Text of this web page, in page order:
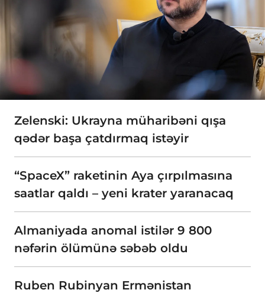
Zelenski: Ukrayna müharibəni qışa
qədər başa çatdırmaq istəyir
“SpaceX” raketinin Aya çırpılmasına
saatlar qaldı – yeni krater yaranacaq
Almaniyada anomal istilər 9 800
nəfərin ölümünə səbəb oldu
Ruben Rubinyan Ermənistan